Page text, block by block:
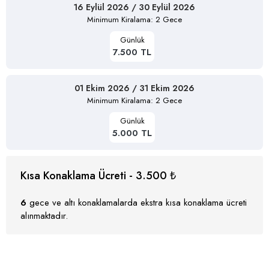
16 Eylül 2026 / 30 Eylül 2026
Minimum Kiralama: 2 Gece
Günlük
7.500 TL
01 Ekim 2026 / 31 Ekim 2026
Minimum Kiralama: 2 Gece
Günlük
5.000 TL
Kısa Konaklama Ücreti - 3.500 ₺
6 gece ve altı konaklamalarda ekstra kısa konaklama ücreti
alınmaktadır.